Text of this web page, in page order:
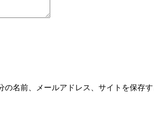
名前、メールアドレス、サイトを保存す